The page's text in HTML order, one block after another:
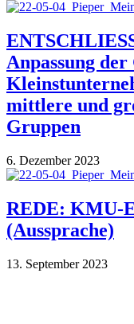
Anpassung
mittlere und
Gruppen
6. Dezember 2023
REDE: KMU-
(Aussprache)
13. September 2023